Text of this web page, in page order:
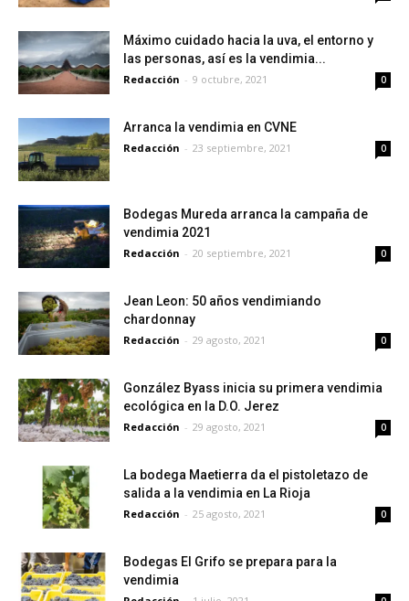
Máximo cuidado hacia la uva, el entorno y
las personas, así es la vendimia...
Redacción - 9 octubre, 2021 0
Arranca la vendimia en CVNE
Redacción - 23 septiembre, 2021 0
Bodegas Mureda arranca la campaña de
vendimia 2021
Redacción - 20 septiembre, 2021 0
Jean Leon: 50 años vendimiando
chardonnay
Redacción - 29 agosto, 2021 0
González Byass inicia su primera vendimia
ecológica en la D.O. Jerez
Redacción - 29 agosto, 2021 0
La bodega Maetierra da el pistoletazo de
salida a la vendimia en La Rioja
Redacción - 25 agosto, 2021 0
Bodegas El Grifo se prepara para la
vendimia